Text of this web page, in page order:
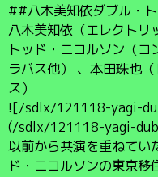
##八木美知依ダブル・
八木美知依（エレクトリ
トッド・ニコルソン（
ラバス他） 、本田珠也
ス）
![/sdlx/121118-yagi-
(/sdlx/121118-yagi-
以前から共演を重ねてい
ド・ニコルソンの東京